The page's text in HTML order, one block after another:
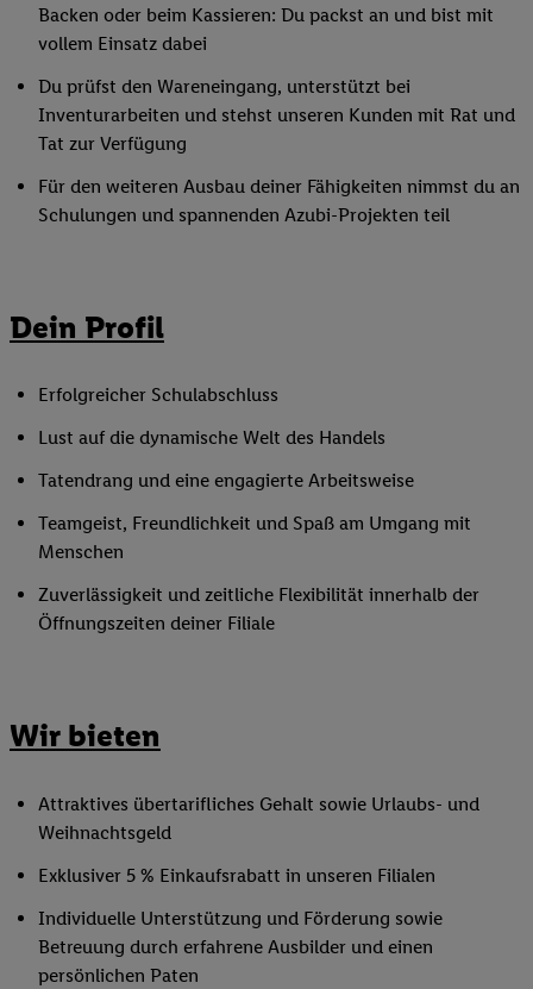
Backen oder beim Kassieren: Du packst an und bist mit
vollem Einsatz dabei
Du prüfst den Wareneingang, unterstützt bei
Inventurarbeiten und stehst unseren Kunden mit Rat und
Tat zur Verfügung
Für den weiteren Ausbau deiner Fähigkeiten nimmst du an
Schulungen und spannenden Azubi-Projekten teil
Dein Profil
Erfolgreicher Schulabschluss
Lust auf die dynamische Welt des Handels
Tatendrang und eine engagierte Arbeitsweise
Teamgeist, Freundlichkeit und Spaß am Umgang mit
Menschen
Zuverlässigkeit und zeitliche Flexibilität innerhalb der
Öffnungszeiten deiner Filiale
Wir bieten
Attraktives übertarifliches Gehalt sowie Urlaubs- und
Weihnachtsgeld
Exklusiver 5 % Einkaufsrabatt in unseren Filialen
Individuelle Unterstützung und Förderung sowie
Betreuung durch erfahrene Ausbilder und einen
persönlichen Paten